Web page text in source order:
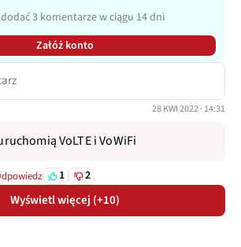
dodać 3 komentarze w ciągu 14 dni
Załóż konto
28 KWI 2022 · 14:31
VoLTE i VoWiFi
1 2
Wyświetl więcej (+10)